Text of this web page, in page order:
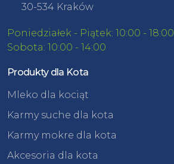
30-534 Kraków
Poniedziałek - Piątek: 10:00 - 18:00
Sobota: 10:00 - 14:00
Produkty dla Kota
Mleko dla kociąt
Karmy suche dla kota
Karmy mokre dla kota
Akcesoria dla kota